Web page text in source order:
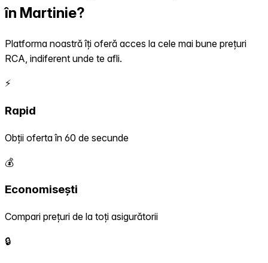
în Martinie?
Platforma noastră îți oferă acces la cele mai bune prețuri
RCA, indiferent unde te afli.
⚡
Rapid
Obții oferta în 60 de secunde
💰
Economisești
Compari prețuri de la toți asigurătorii
🔒